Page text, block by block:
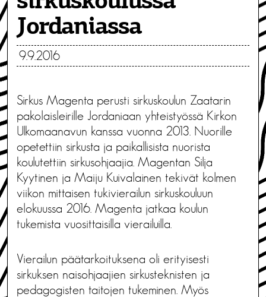
Jordaniassa
9.9.2016
Sirkus Magenta perusti sirkuskoulun Zaatarin
pakolaisleirille Jordaniaan yhteistyössä Kirkon
Ulkomaanavun kanssa vuonna 2013. Nuorille
opetettiin sirkusta ja paikallisista nuorista
koulutettiin sirkusohjaajia. Magentan Silja
Kyytinen ja Maiju Kuivalainen tekivät kolmen
viikon mittaisen tukivierailun sirkuskouluun
elokuussa 2016. Magenta jatkaa koulun
tukemista vuosittaisilla vierailuilla.
Vierailun päätarkoituksena oli erityisesti
sirkuksen naisohjaajien sirkusteknisten ja
pedagogisten taitojen tukeminen. Myös